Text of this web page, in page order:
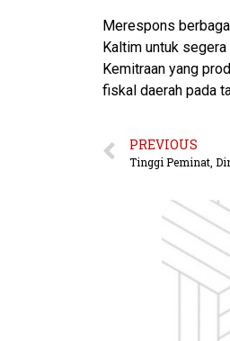
Merespons
Kaltim untuk
Kemitraan yang
fiskal daerah pada
PREVIOUS